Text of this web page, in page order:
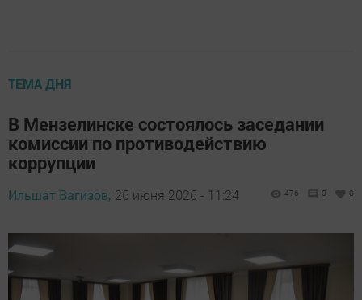
ТЕМА ДНЯ
В Мензелинске состоялось заседании
комиссии по противодействию
коррупции
Ильшат Вагизов, 26 июня 2026 - 11:24 476 0 0